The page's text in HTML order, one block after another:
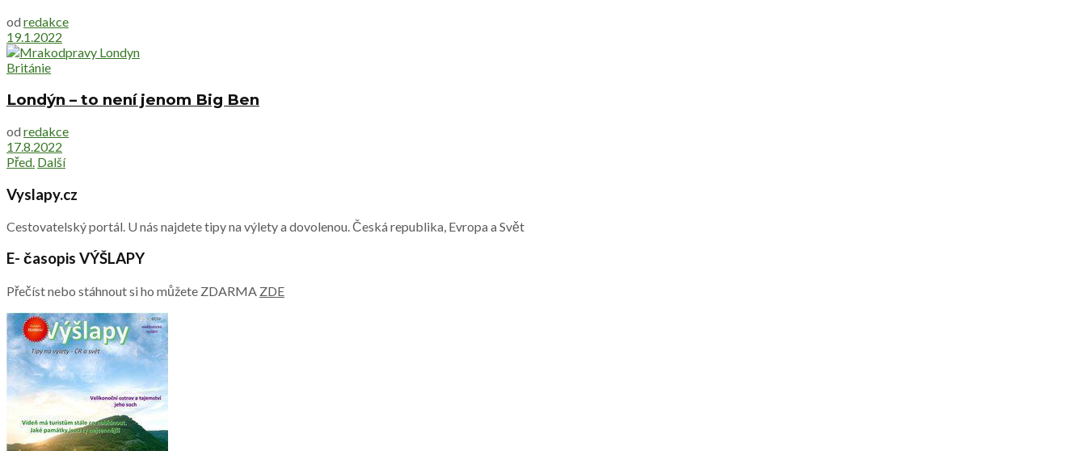
od redakce
19.1.2022
Británie
Londýn – to není jenom Big Ben
od redakce
17.8.2022
Před. Další
Vyslapy.cz
Cestovatelský portál. U nás najdete tipy na výlety a dovolenou. Česká republika, Evropa a Svět
E- časopis VÝŠLAPY
Přečíst nebo stáhnout si ho můžete ZDARMA ZDE